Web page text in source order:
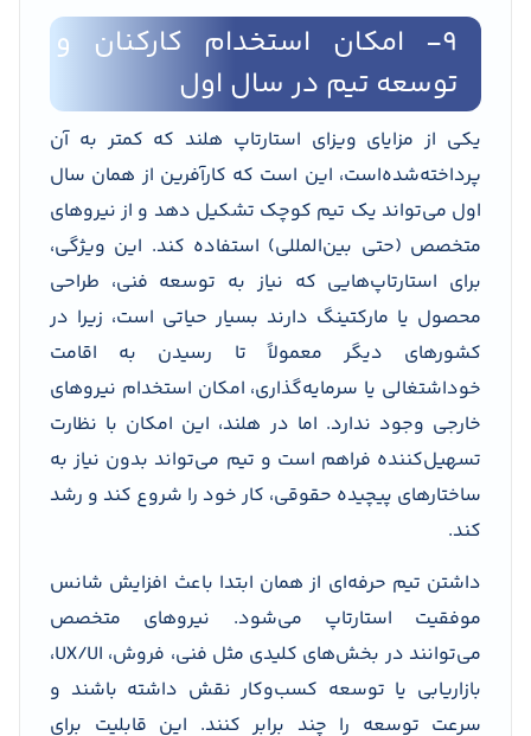
۹- امکان استخدام کارکنان و
توسعه تیم در سال اول
یکی از مزایای ویزای استارتاپ هلند که کمتر به آن
پرداخته‌شده‌است، این است که کارآفرین از همان سال
اول می‌تواند یک تیم کوچک تشکیل دهد و از نیروهای
متخصص (حتی بین‌المللی) استفاده کند. این ویژگی،
برای استارتاپ‌هایی که نیاز به توسعه فنی، طراحی
محصول یا مارکتینگ دارند بسیار حیاتی است، زیرا در
کشورهای دیگر معمولاً تا رسیدن به اقامت
خوداشتغالی یا سرمایه‌گذاری، امکان استخدام نیروهای
خارجی وجود ندارد. اما در هلند، این امکان با نظارت
تسهیل‌کننده فراهم است و تیم می‌تواند بدون نیاز به
ساختارهای پیچیده حقوقی، کار خود را شروع کند و رشد
کند.
داشتن تیم حرفه‌ای از همان ابتدا باعث افزایش شانس
موفقیت استارتاپ می‌شود. نیروهای متخصص
می‌توانند در بخش‌های کلیدی مثل فنی، فروش، UX/UI،
بازاریابی یا توسعه کسب‌وکار نقش داشته باشند و
سرعت توسعه را چند برابر کنند. این قابلیت برای